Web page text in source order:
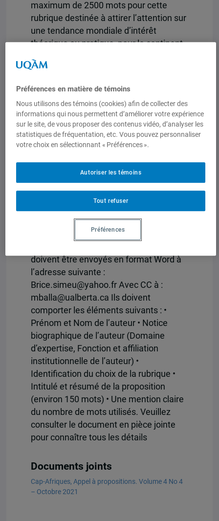
maximum de 2500 mots pour cette
rubrique destinée à attirer l’attention sur
une tendance mondiale d’intérêt
théorique ou pratique, pour le continent
large : en recherche et innovation, en
auteurs intéressés doivent respecter les
échéances suivantes : • 25 juin 2021 :
Appel à propositions • 23 août 2021 :
date limite de soumission des
propositions • 30 août 2021 :
30 septembre 2021 : date limite de
réception des manuscrits : • 11-16
octobre 2021 : validation des manuscrits
finaux • 22 octobre 2021 : publication du
Soumission de proposition
Les propositions (d’une
doivent être envoyés en format Word à
l’adresse suivante :
Brice.simeu@yahoo.fr Avec CC à :
mballa@ualberta.ca Ils doivent
comporter les éléments suivants : •
Prénom et Nom de l’auteur • Notice
biographique de l’auteur (Domaine
d’expertise, Fonction et affiliation
institutionnelle de l’auteur) •
Identification du choix de la rubrique •
Intitulé et résumé de la proposition
(environ 150 mots) • Une mention claire
du nombre de mots utilisés. Veuillez
consulter le document en pièce jointe
pour connaître tous les détails
Documents joints
Cap-Afriques, Appel à propositions. Volume 4 No 4
– Octobre 2021
Préférences en matière de témoins
Nous utilisons des témoins (cookies) afin de collecter des
informations qui nous permettent d’améliorer votre expérience
sur le site, de vous proposer des contenus vidéo, d’analyser les
statistiques de fréquentation, etc. Vous pouvez personnaliser
votre choix en sélectionnant « Préférences ».
Tout refuser
Autoriser les témoins
Préférences